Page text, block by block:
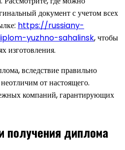
документ с учетом всех
https://russiany-
yuzhno-sahalinsk, чтобы
изготовления.
вследствие правильно
от настоящего.
компаний, гарантирующих
получения диплома